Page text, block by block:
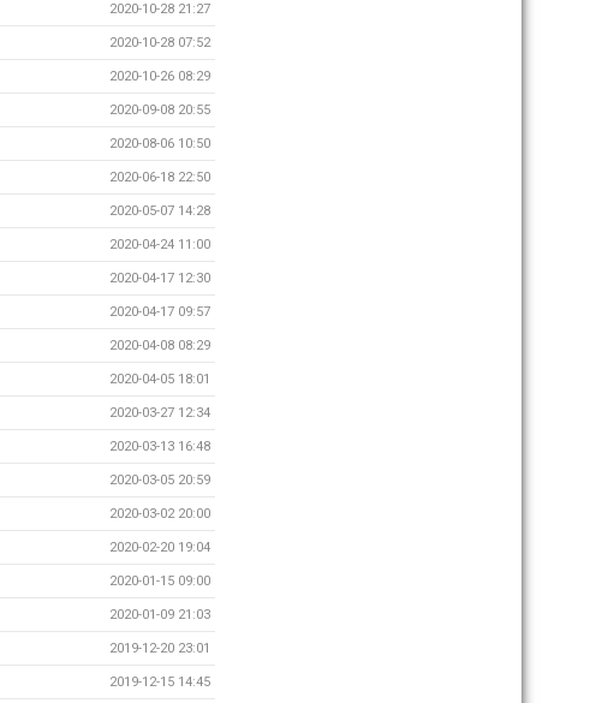
2020-10-28 21:27
2020-10-28 07:52
2020-10-26 08:29
2020-09-08 20:55
2020-08-06 10:50
2020-06-18 22:50
2020-05-07 14:28
2020-04-24 11:00
2020-04-17 12:30
2020-04-17 09:57
2020-04-08 08:29
2020-04-05 18:01
2020-03-27 12:34
2020-03-13 16:48
2020-03-05 20:59
2020-03-02 20:00
2020-02-20 19:04
2020-01-15 09:00
2020-01-09 21:03
2019-12-20 23:01
2019-12-15 14:45